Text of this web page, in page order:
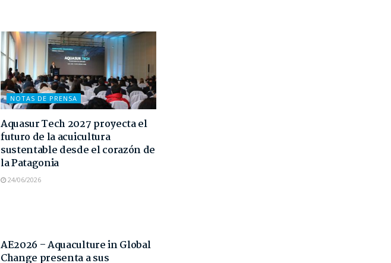
NOTAS DE PRENSA
Aquasur Tech 2027 proyecta el
futuro de la acuicultura
sustentable desde el corazón de
la Patagonia
24/06/2026
AE2026 – Aquaculture in Global
Change presenta a sus